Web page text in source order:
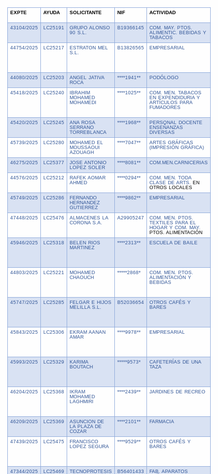
EXPTE AYUDA SOLICITANTE NIF ACTIVIDAD
43104/2025 LC25191
GRUPO ALONSO
90 S.L.
B19366145
COM. MAY. PTOS.
ALIMENTIC. BEBIDAS Y
TABACOS
44754/2025 LC25217
ESTRATON MEL
S.L.
B13826565 EMPRESARIAL
44080/2025 LC25203
ANGEL JATIVA
ROCA
****1941** PODÓLOGO
45418/2025 LC25240
IBRAHIM
MOHAMED
MOHAMEDI
****1025**
COM. MEN. TABACOS
EN EXPENDIDURIA Y
ARTÍCULOS PARA
FUMADORES
45420/2025 LC25245
ANA ROSA
SERRANO
TORREBLANCA
****1968**
PERSONAL DOCENTE
ENSEÑANZAS
DIVERSAS
45739/2025 LC25280
MOHAMED EL
MOUSSAOUI
AZOUAGH
****7047**
ARTES GRÁFICAS
(IMPRESIÓN GRÁFICA)
46275/2025 LC25377
JOSE ANTONIO
LOPEZ SOLER
****8081** COM.MEN.CARNICERIAS
44576/2025 LC25212
RAFEK AOMAR
AHMED
****0294**
COM. MEN. TODA
CLASE DE ARTS. EN
OTROS LOCALES
45749/2025 LC25286
FERNANDO
HERNANDEZ
GUTIERREZ
****9862** EMPRESARIAL
47448/2025 LC25476
ALMACENES LA
CORONA S.A.
A29905247
COM. MEN. PTOS.
TEXTILES PARA EL
HOGAR Y COM. MAY.
PTOS. ALIMENTACIÓN
45946/2025 LC25318
BELEN RIOS
MARTINEZ
****2313** ESCUELA DE BAILE
44803/2025 LC25221
MOHAMED
CHAOUCH
*****2868*
COM. MEN. PTOS.
ALIMENTACIÓN Y
BEBIDAS
45747/2025 LC25285
FELGAR E HIJOS
MELILLA S.L.
B52036654
OTROS CAFÉS Y
BARES
45843/2025 LC25306
EKRAM AANAN
AMAR
****9978** EMPRESARIAL
45993/2025 LC25329
KARIMA
BOUTACH
*****9573*
CAFETERÍAS DE UNA
TAZA
46204/2025 LC25368
IKRAM
MOHAMED
LAGHMIRI
****2439** JARDINES DE RECREO
46209/2025 LC25369
ASUNCION DE
LA PLAZA DE
COZAR
****2101** FARMACIA
47439/2025 LC25475
FRANCISCO
LOPEZ SEGURA
****9529**
OTROS CAFÉS Y
BARES
47344/2025 LC25469
TECNOPROTESIS
B56401433
FAB. APARATOS